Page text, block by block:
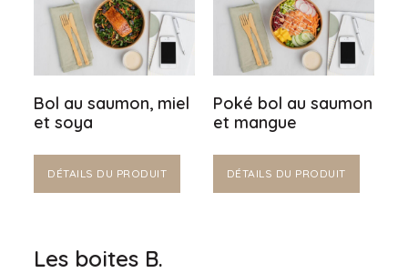
Bol au saumon, miel
et soya
DÉTAILS DU PRODUIT
Poké bol au saumon
et mangue
DÉTAILS DU PRODUIT
Les boites B.